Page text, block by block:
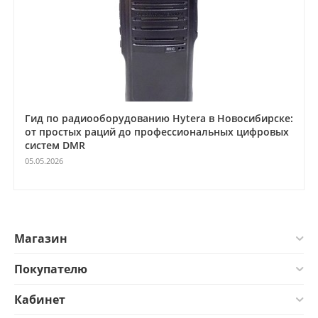
Гид по радиооборудованию Hytera в Новосибирске:
от простых раций до профессиональных цифровых
систем DMR
05.05.2026
Магазин
Покупателю
Кабинет